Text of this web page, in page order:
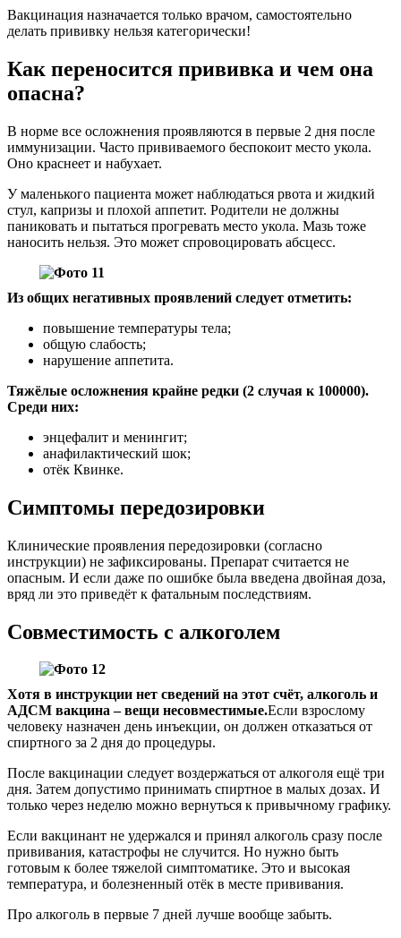
Вакцинация назначается только врачом, самостоятельно
делать прививку нельзя категорически!
Как переносится прививка и чем она
опасна?
В норме все осложнения проявляются в первые 2 дня после
иммунизации. Часто прививаемого беспокоит место укола.
Оно краснеет и набухает.
У маленького пациента может наблюдаться рвота и жидкий
стул, капризы и плохой аппетит. Родители не должны
паниковать и пытаться прогревать место укола. Мазь тоже
наносить нельзя. Это может спровоцировать абсцесс.
Из общих негативных проявлений следует отметить:
повышение температуры тела;
общую слабость;
нарушение аппетита.
Тяжёлые осложнения крайне редки (2 случая к 100000).
Среди них:
энцефалит и менингит;
анафилактический шок;
отёк Квинке.
Симптомы передозировки
Клинические проявления передозировки (согласно
инструкции) не зафиксированы. Препарат считается не
опасным. И если даже по ошибке была введена двойная доза,
вряд ли это приведёт к фатальным последствиям.
Совместимость с алкоголем
Хотя в инструкции нет сведений на этот счёт, алкоголь и
АДСМ вакцина – вещи несовместимые.Если взрослому
человеку назначен день инъекции, он должен отказаться от
спиртного за 2 дня до процедуры.
После вакцинации следует воздержаться от алкоголя ещё три
дня. Затем допустимо принимать спиртное в малых дозах. И
только через неделю можно вернуться к привычному графику.
Если вакцинант не удержался и принял алкоголь сразу после
прививания, катастрофы не случится. Но нужно быть
готовым к более тяжелой симптоматике. Это и высокая
температура, и болезненный отёк в месте прививания.
Про алкоголь в первые 7 дней лучше вообще забыть.